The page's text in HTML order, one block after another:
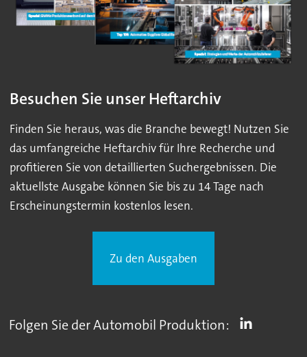
Besuchen Sie unser Heftarchiv
Finden Sie heraus, was die Branche bewegt! Nutzen Sie
das umfangreiche Heftarchiv für Ihre Recherche und
profitieren Sie von detaillierten Suchergebnissen. Die
aktuellste Ausgabe können Sie bis zu 14 Tage nach
Erscheinungstermin kostenlos lesen.
Zu den Ausgaben
Folgen Sie der Automobil Produktion: